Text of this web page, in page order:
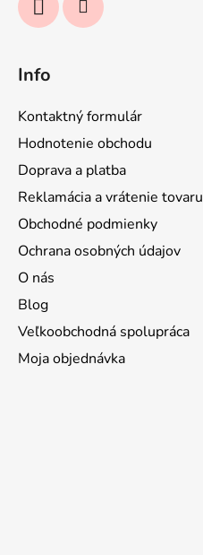
Info
Kontaktný formulár
Hodnotenie obchodu
Doprava a platba
Reklamácia a vrátenie tovaru
Obchodné podmienky
Ochrana osobných údajov
O nás
Blog
Veľkoobchodná spolupráca
Moja objednávka